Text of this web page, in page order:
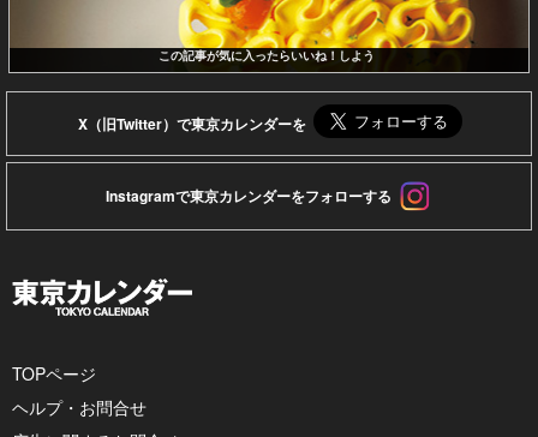
この記事が気に入ったらいいね！しよう
X（旧Twitter）で東京カレンダーを
Instagramで東京カレンダーをフォローする
TOPページ
ヘルプ・お問合せ